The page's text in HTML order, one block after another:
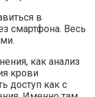
в
смартфона. Весь
как анализ
крови
доступ как с